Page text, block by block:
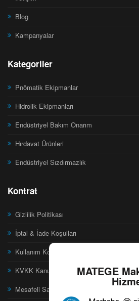
MATEGE
Blog
Kampanyalar
Kategoriler
Pnömatik Ekipmanlar
Hidrolik Ekipmanları
Endüstriyel Bakım Onarım
Hırdavat Ürünleri
Endüstriyel Sızdırmazlık
Kontrat
Gizlilik Politikası
İptal & İade Koşulları
Kullanım Koşulları
KVKK Kanunu
Mesafeli Satış Sözleşmesi